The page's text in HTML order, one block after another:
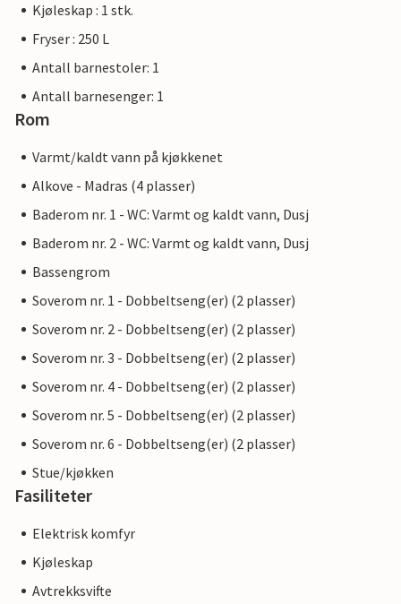
Kjøleskap : 1 stk.
Fryser : 250 L
Antall barnestoler: 1
Antall barnesenger: 1
Rom
Varmt/kaldt vann på kjøkkenet
Alkove - Madras (4 plasser)
Baderom nr. 1 - WC: Varmt og kaldt vann, Dusj
Baderom nr. 2 - WC: Varmt og kaldt vann, Dusj
Bassengrom
Soverom nr. 1 - Dobbeltseng(er) (2 plasser)
Soverom nr. 2 - Dobbeltseng(er) (2 plasser)
Soverom nr. 3 - Dobbeltseng(er) (2 plasser)
Soverom nr. 4 - Dobbeltseng(er) (2 plasser)
Soverom nr. 5 - Dobbeltseng(er) (2 plasser)
Soverom nr. 6 - Dobbeltseng(er) (2 plasser)
Stue/kjøkken
Fasiliteter
Elektrisk komfyr
Kjøleskap
Avtrekksvifte